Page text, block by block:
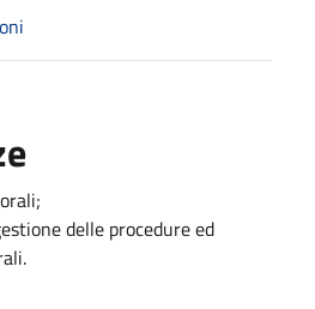
delle procedure ed